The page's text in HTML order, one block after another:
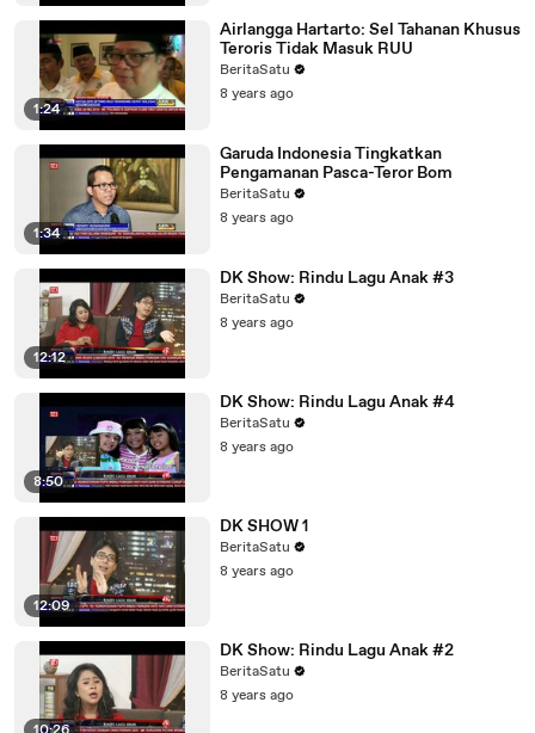
1:24
Airlangga Hartarto: Sel Tahanan Khusus
Teroris Tidak Masuk RUU
BeritaSatu
8 years ago
1:34
Garuda Indonesia Tingkatkan
Pengamanan Pasca-Teror Bom
BeritaSatu
8 years ago
12:12
DK Show: Rindu Lagu Anak #3
BeritaSatu
8 years ago
8:50
DK Show: Rindu Lagu Anak #4
BeritaSatu
8 years ago
12:09
DK SHOW 1
BeritaSatu
8 years ago
DK Show: Rindu Lagu Anak #2
BeritaSatu
8 years ago